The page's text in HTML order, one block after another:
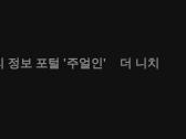
정보 포털 '주얼인' 더 니치